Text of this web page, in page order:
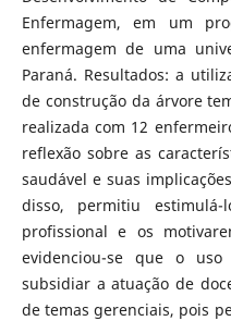
Enfermagem, em um
enfermagem de uma
Paraná. Resultados: a
de construção da árvore
realizada com 12
reflexão sobre as
saudável e suas
disso, permitiu
profissional e os
evidenciou-se que o
subsidiar a atuação de
de temas gerenciais, pois